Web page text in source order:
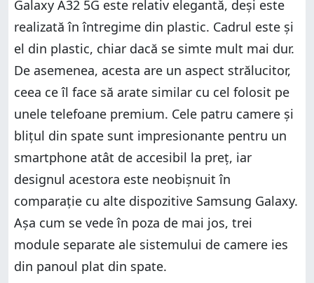
Galaxy A32 5G este relativ elegantă, deși este
realizată în întregime din plastic. Cadrul este și
el din plastic, chiar dacă se simte mult mai dur.
De asemenea, acesta are un aspect strălucitor,
ceea ce îl face să arate similar cu cel folosit pe
unele telefoane premium. Cele patru camere și
blițul din spate sunt impresionante pentru un
smartphone atât de accesibil la preț, iar
designul acestora este neobișnuit în
comparație cu alte dispozitive Samsung Galaxy.
Așa cum se vede în poza de mai jos, trei
module separate ale sistemului de camere ies
din panoul plat din spate.